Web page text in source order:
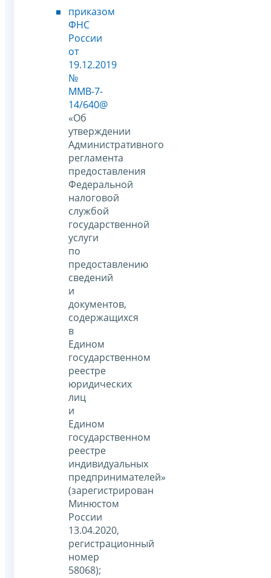
приказом
ФНС
России
от
19.12.2019
№
ММВ-7-
14/640@
«Об
утверждении
Административного
регламента
предоставления
Федеральной
налоговой
службой
государственной
услуги
по
предоставлению
сведений
и
документов,
содержащихся
в
Едином
государственном
реестре
юридических
лиц
и
Едином
государственном
реестре
индивидуальных
предпринимателей»
(зарегистрирован
Минюстом
России
13.04.2020,
регистрационный
номер
58068);